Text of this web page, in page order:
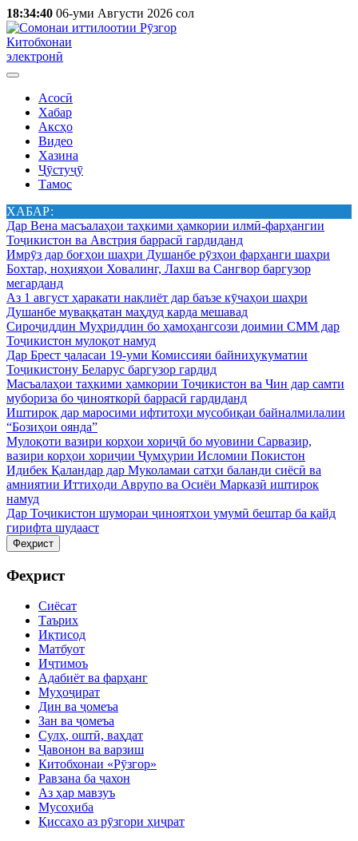
18:34:40 06-уми Августи 2026 сол
Китобхонаи
электронӣ
Асосӣ
Хабар
Аксҳо
Видео
Хазина
Ҷӯстуҷӯ
Тамос
ХАБАР:
Дар Вена масъалаҳои таҳкими ҳамкории илмӣ-фарҳангии
Тоҷикистон ва Австрия баррасӣ гардиданд
Имрӯз дар боғҳои шаҳри Душанбе рӯзҳои фарҳанги шаҳри
Бохтар, ноҳияҳои Ховалинг, Лахш ва Сангвор баргузор
мегарданд
Аз 1 август ҳаракати нақлиёт дар баъзе кӯчаҳои шаҳри
Душанбе муваққатан маҳдуд карда мешавад
Сироҷиддин Муҳриддин бо ҳамоҳангсози доимии СММ дар
Тоҷикистон мулоқот намуд
Дар Брест ҷаласаи 19-уми Комиссияи байниҳукуматии
Тоҷикистону Беларус баргузор гардид
Масъалаҳои таҳкими ҳамкории Тоҷикистон ва Чин дар самти
мубориза бо ҷинояткорӣ баррасӣ гардиданд
Иштирок дар маросими ифтитоҳи мусобиқаи байналмилалии
“Бозиҳои оянда”
Мулоқоти вазири корҳои хориҷӣ бо муовини Сарвазир,
вазири корҳои хориҷии Ҷумҳурии Исломии Покистон
Идибек Қаландар дар Муколамаи сатҳи баланди сиёсӣ ва
амниятии Иттиҳоди Аврупо ва Осиёи Марказӣ иштирок
намуд
Дар Тоҷикистон шумораи ҷиноятҳои умумӣ бештар ба қайд
гирифта шудааст
Феҳрист
Феҳрист
Сиёсат
Таърих
Иқтисод
Матбуот
Иҷтимоъ
Адабиёт ва фарҳанг
Муҳоҷират
Дин ва ҷомеъа
Зан ва ҷомеъа
Сулҳ, оштӣ, ваҳдат
Ҷавонон ва варзиш
Китобхонаи «Рӯзгор»
Равзана ба ҷахон
Аз ҳар мавзуъ
Мусоҳиба
Қиссаҳо аз рӯзгори ҳиҷрат